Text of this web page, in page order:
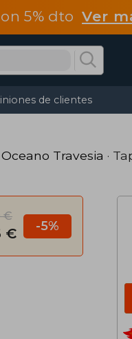
5% dtoVer
de clientes
Oceano Travesia ·
€
€ -5%